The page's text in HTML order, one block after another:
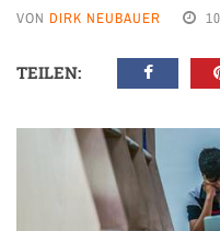
VON DIRK NEUBAUER
TEILEN: